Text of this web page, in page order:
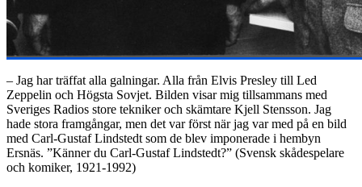
– Jag har träffat alla galningar. Alla från Elvis Presley till Led
Zeppelin och Högsta Sovjet. Bilden visar mig tillsammans med
Sveriges Radios store tekniker och skämtare Kjell Stensson. Jag
hade stora framgångar, men det var först när jag var med på en bild
med Carl-Gustaf Lindstedt som de blev imponerade i hembyn
Ersnäs. ”Känner du Carl-Gustaf Lindstedt?” (Svensk skådespelare
och komiker, 1921-1992)